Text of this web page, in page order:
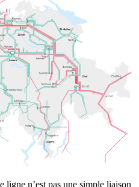
ligne n’est pas une simple liaison